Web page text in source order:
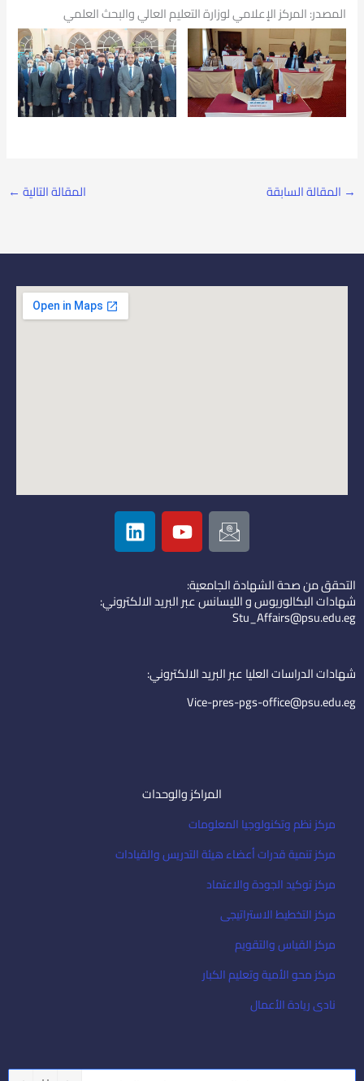
المصدر: المركز الإعلامي لوزارة التعليم العالي والبحث العلمي
→ المقالة السابقة المقالة التالية ←
I
c
o
n
-
e
i
l
Y
o
u
u
b
L
i
n
e
d
التحقق من صحة الشهادة الجامعية:
شهادات البكالوريوس و الليسانس عبر البريد الالكتروني:
Stu_Affairs@psu.edu.eg
شهادات الدراسات العليا عبر البريد الالكتروني:
Vice-pres-pgs-office@psu.edu.eg
المراكز والوحدات
مركز نظم وتكنولوجيا المعلومات
مركز تنمية قدرات أعضاء هيئة التدريس والقيادات
مركز توكيد الجودة والاعتماد
مركز التخطيط الاستراتيجى
مركز القياس والتقويم
مركز محو الأمية وتعليم الكبار
نادى ريادة الأعمال